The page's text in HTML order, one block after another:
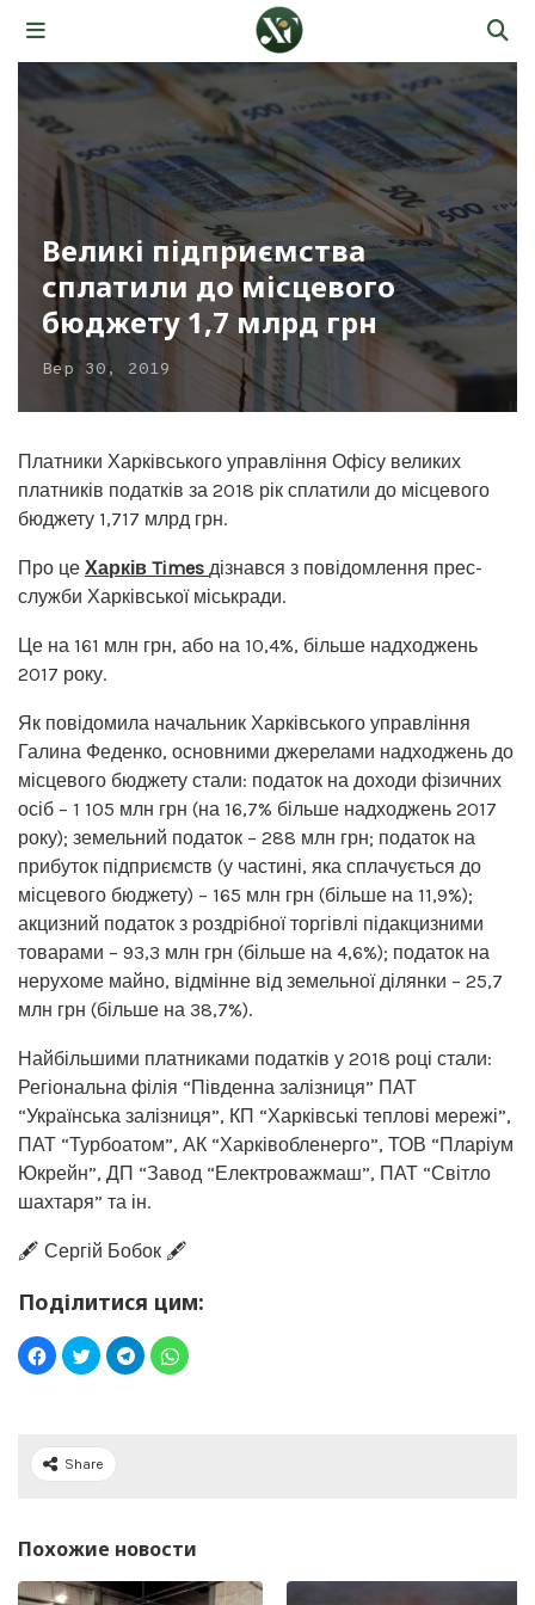
Великі підприємства
сплатили до місцевого
бюджету 1,7 млрд грн
Вер 30, 2019
Платники Харківського управління Офісу великих
платників податків за 2018 рік сплатили до місцевого
бюджету 1,717 млрд грн.
Про це Харків Times дізнався з повідомлення прес-
служби Харківської міськради.
Це на 161 млн грн, або на 10,4%, більше надходжень
2017 року.
Як повідомила начальник Харківського управління
Галина Феденко, основними джерелами надходжень до
місцевого бюджету стали: податок на доходи фізичних
осіб – 1 105 млн грн (на 16,7% більше надходжень 2017
року); земельний податок – 288 млн грн; податок на
прибуток підприємств (у частині, яка сплачується до
місцевого бюджету) – 165 млн грн (більше на 11,9%);
акцизний податок з роздрібної торгівлі підакцизними
товарами – 93,3 млн грн (більше на 4,6%); податок на
нерухоме майно, відмінне від земельної ділянки – 25,7
млн ​​грн (більше на 38,7%).
Найбільшими платниками податків у 2018 році стали:
Регіональна філія “Південна залізниця” ПАТ
“Українська залізниця”, КП “Харківські теплові мережі”,
ПАТ “Турбоатом”, АК “Харківобленерго”, ТОВ “Пларіум
Юкрейн”, ДП “Завод “Електроважмаш”, ПАТ “Світло
шахтаря” та ін.
🖋️ Сергій Бобок 🖋️
Поділитися цим:
Share
Похожие новости